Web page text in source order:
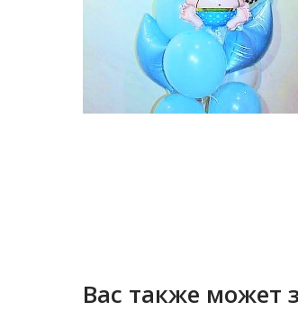
Вас также может